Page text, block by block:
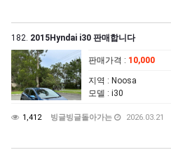
182. 2015Hyndai i30 판매합니다
판매가격 : 10,000
지역 : Noosa
모델 : i30
1,412 빙글빙글돌아가는 2026.03.21